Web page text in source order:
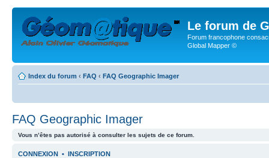
Le forum de
Forum francophone
Global Mapper ©
Index du forum ‹ FAQ ‹ FAQ Geographic Imager
FAQ Geographic Imager
Vous n’êtes pas autorisé à consulter les sujets de ce forum.
CONNEXION • INSCRIPTION